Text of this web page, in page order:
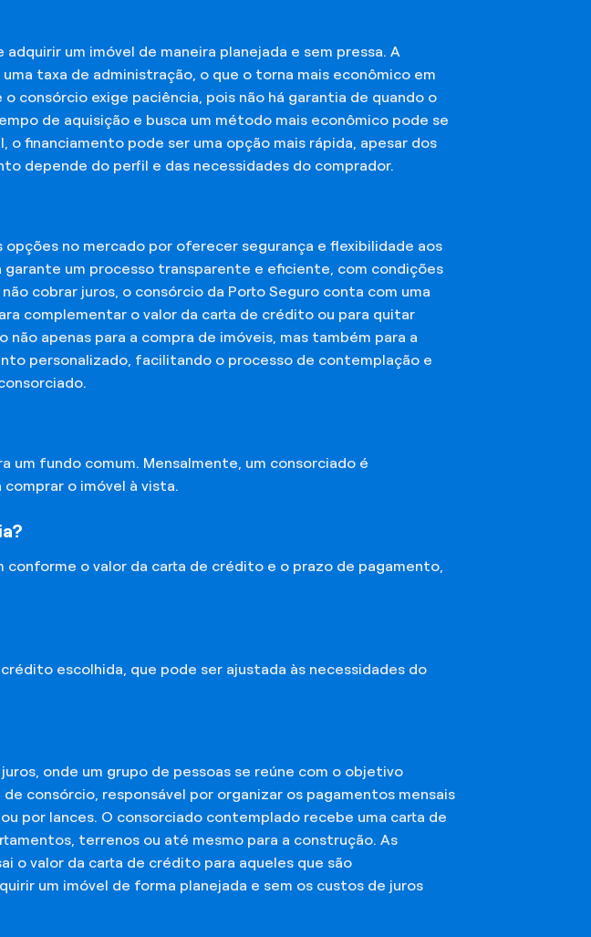
um imóvel de maneira planejada e sem pressa. A
taxa de administração, o que o torna mais econômico em
consórcio exige paciência, pois não há garantia de quando o
de aquisição e busca um método mais econômico pode se
o financiamento pode ser uma opção mais rápida, apesar dos
depende do perfil e das necessidades do comprador.
no mercado por oferecer segurança e flexibilidade aos
um processo transparente e eficiente, com condições
cobrar juros, o consórcio da Porto Seguro conta com uma
complementar o valor da carta de crédito ou para quitar
apenas para a compra de imóveis, mas também para a
personalizado, facilitando o processo de contemplação e
um fundo comum. Mensalmente, um consorciado é
o imóvel à vista.
o valor da carta de crédito e o prazo de pagamento,
escolhida, que pode ser ajustada às necessidades do
onde um grupo de pessoas se reúne com o objetivo
consórcio, responsável por organizar os pagamentos mensais
por lances. O consorciado contemplado recebe uma carta de
terrenos ou até mesmo para a construção. As
o valor da carta de crédito para aqueles que são
um imóvel de forma planejada e sem os custos de juros